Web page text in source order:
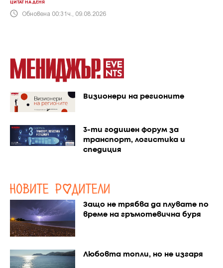
ЦИТАТ НА ДЕНЯ
Обновена 00:31ч., 09.08.2026
Визионери на регионите
3-ти годишен форум за
транспорт, логистика и
спедиция
Защо не трябва да плувате по
време на гръмотевична буря
Любовта топли, но не изгаря